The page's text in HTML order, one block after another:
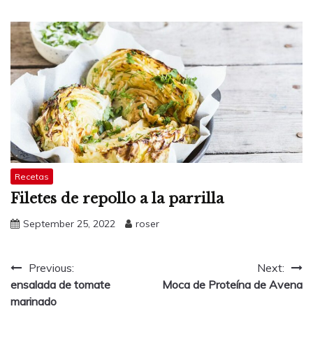
Recetas
Filetes de repollo a la parrilla
September 25, 2022 roser
Post
navigation
Previous:
ensalada de tomate
marinado
Next:
Moca de Proteína de Avena